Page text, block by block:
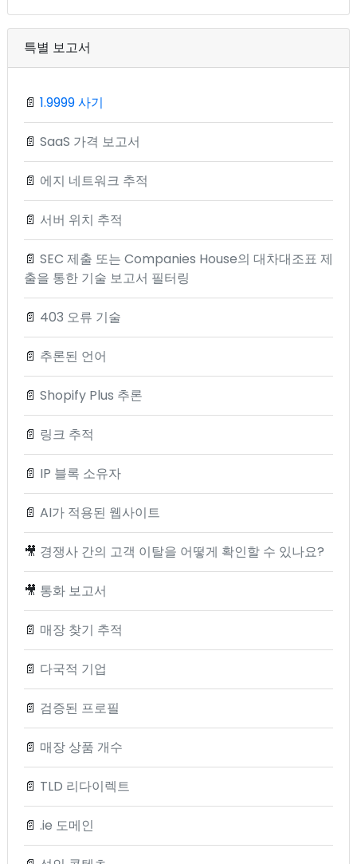
특별 보고서
📄 1.9999 사기
📄 SaaS 가격 보고서
📄 에지 네트워크 추적
📄 서버 위치 추적
📄 SEC 제출 또는 Companies House의 대차대조표 제
출을 통한 기술 보고서 필터링
📄 403 오류 기술
📄 추론된 언어
📄 Shopify Plus 추론
📄 링크 추적
📄 IP 블록 소유자
📄 AI가 적용된 웹사이트
🎥 경쟁사 간의 고객 이탈을 어떻게 확인할 수 있나요?
🎥 통화 보고서
📄 매장 찾기 추적
📄 다국적 기업
📄 검증된 프로필
📄 매장 상품 개수
📄 TLD 리다이렉트
📄 .ie 도메인